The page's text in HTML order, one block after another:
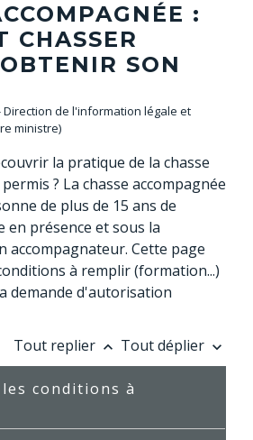
:
CHASSER
SON
Direction de l'information légale et
ministre)
la pratique de la chasse
? La chasse accompagnée
de plus de 15 ans de
en présence et sous la
accompagnateur. Cette page
à remplir (formation...)
demande d'autorisation
Tout replier keyboard_arrow_up Tout déplier keyboard_arrow_down
conditions à